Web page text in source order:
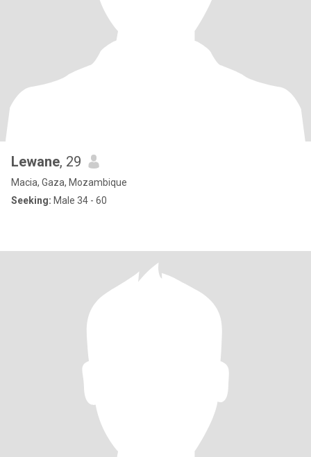
Lewane, 29
Macia, Gaza, Mozambique
Seeking: Male 34 - 60